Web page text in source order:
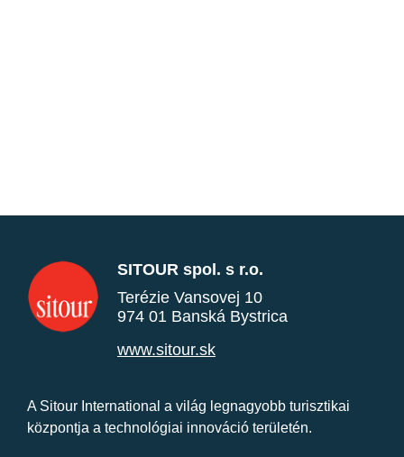
SITOUR spol. s r.o.
Terézie Vansovej 10
974 01 Banská Bystrica
www.sitour.sk
A Sitour International a világ legnagyobb turisztikai
központja a technológiai innováció területén.